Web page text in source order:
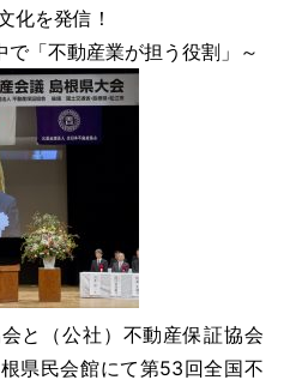
化を発信！
で「不動産業が担う役割」～
と（公社）不動産保証協会
県民会館にて第53回全国不